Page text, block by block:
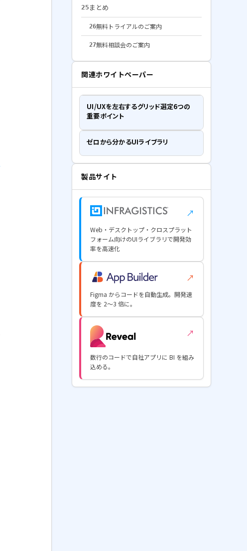
25 まとめ
26無料トライアルのご案内
27無料相談会のご案内
関連ホワイトペーパー
UI/UXを左右するグリッド選定6つの
重要ポイント
ゼロから分かるUIライブラリ
製品サイト
↗
Web・デスクトップ・クロスプラット
フォーム向けのUIライブラリで開発効
率を高速化
↗
Figma からコードを自動生成。開発速
度を 2〜3 倍に。
↗
数行のコードで自社アプリに BI を組み
込める。